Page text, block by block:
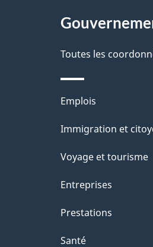
e
Toutes les
Thèmes
et
Emplois
Immigration et
Voyage et tourisme
Entreprises
Prestations
Santé